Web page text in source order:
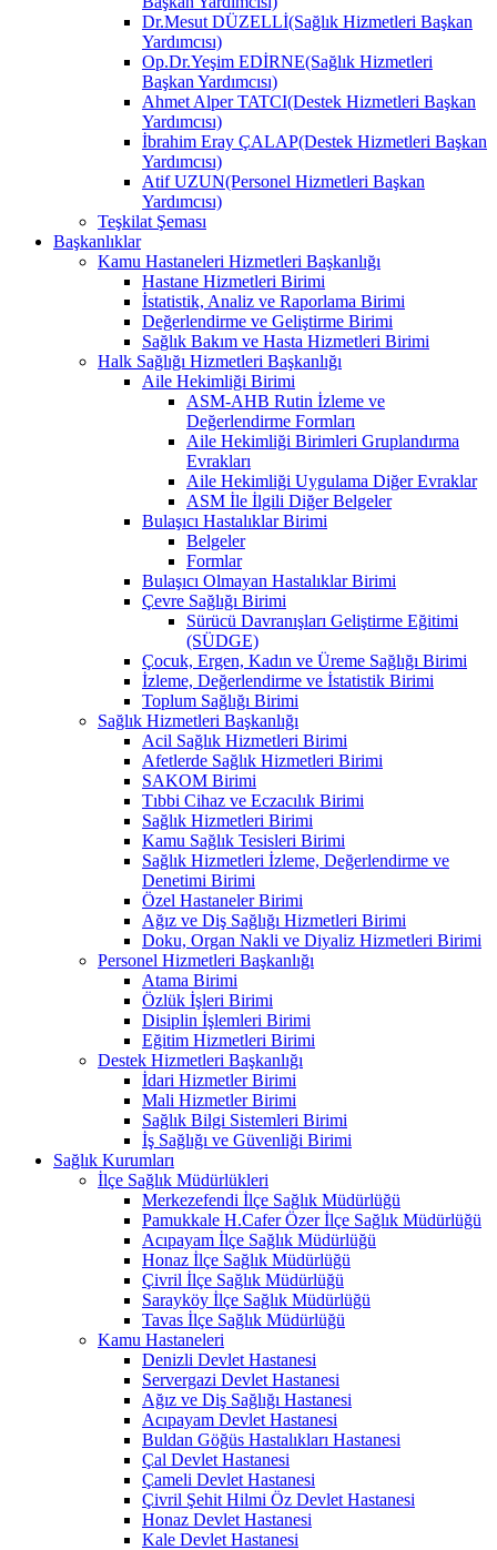
Dr.Mesut DÜZELLİ(Sağlık Hizmetleri Başkan
Yardımcısı)
Op.Dr.Yeşim EDİRNE(Sağlık Hizmetleri
Başkan Yardımcısı)
Ahmet Alper TATCI(Destek Hizmetleri Başkan
Yardımcısı)
İbrahim Eray ÇALAP(Destek Hizmetleri Başkan
Yardımcısı)
Atif UZUN(Personel Hizmetleri Başkan
Yardımcısı)
Teşkilat Şeması
Başkanlıklar
Kamu Hastaneleri Hizmetleri Başkanlığı
Hastane Hizmetleri Birimi
İstatistik, Analiz ve Raporlama Birimi
Değerlendirme ve Geliştirme Birimi
Sağlık Bakım ve Hasta Hizmetleri Birimi
Halk Sağlığı Hizmetleri Başkanlığı
Aile Hekimliği Birimi
ASM-AHB Rutin İzleme ve
Değerlendirme Formları
Aile Hekimliği Birimleri Gruplandırma
Evrakları
Aile Hekimliği Uygulama Diğer Evraklar
ASM İle İlgili Diğer Belgeler
Bulaşıcı Hastalıklar Birimi
Belgeler
Formlar
Bulaşıcı Olmayan Hastalıklar Birimi
Çevre Sağlığı Birimi
Sürücü Davranışları Geliştirme Eğitimi
(SÜDGE)
Çocuk, Ergen, Kadın ve Üreme Sağlığı Birimi
İzleme, Değerlendirme ve İstatistik Birimi
Toplum Sağlığı Birimi
Sağlık Hizmetleri Başkanlığı
Acil Sağlık Hizmetleri Birimi
Afetlerde Sağlık Hizmetleri Birimi
SAKOM Birimi
Tıbbi Cihaz ve Eczacılık Birimi
Sağlık Hizmetleri Birimi
Kamu Sağlık Tesisleri Birimi
Sağlık Hizmetleri İzleme, Değerlendirme ve
Denetimi Birimi
Özel Hastaneler Birimi
Ağız ve Diş Sağlığı Hizmetleri Birimi
Doku, Organ Nakli ve Diyaliz Hizmetleri Birimi
Personel Hizmetleri Başkanlığı
Atama Birimi
Özlük İşleri Birimi
Disiplin İşlemleri Birimi
Eğitim Hizmetleri Birimi
Destek Hizmetleri Başkanlığı
İdari Hizmetler Birimi
Mali Hizmetler Birimi
Sağlık Bilgi Sistemleri Birimi
İş Sağlığı ve Güvenliği Birimi
Sağlık Kurumları
İlçe Sağlık Müdürlükleri
Merkezefendi İlçe Sağlık Müdürlüğü
Pamukkale H.Cafer Özer İlçe Sağlık Müdürlüğü
Acıpayam İlçe Sağlık Müdürlüğü
Honaz İlçe Sağlık Müdürlüğü
Çivril İlçe Sağlık Müdürlüğü
Sarayköy İlçe Sağlık Müdürlüğü
Tavas İlçe Sağlık Müdürlüğü
Kamu Hastaneleri
Denizli Devlet Hastanesi
Servergazi Devlet Hastanesi
Ağız ve Diş Sağlığı Hastanesi
Acıpayam Devlet Hastanesi
Buldan Göğüs Hastalıkları Hastanesi
Çal Devlet Hastanesi
Çameli Devlet Hastanesi
Çivril Şehit Hilmi Öz Devlet Hastanesi
Honaz Devlet Hastanesi
Kale Devlet Hastanesi